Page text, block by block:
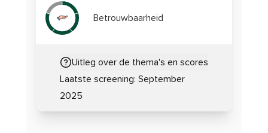
Betrouwbaarheid
Uitleg over de thema's en scores
Laatste screening: September
2025